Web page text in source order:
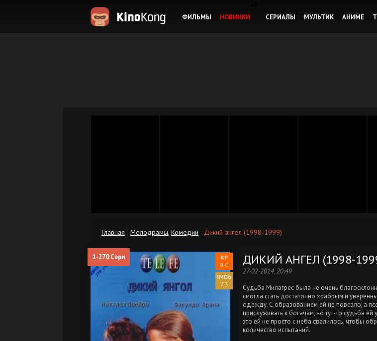
ФИЛЬМЫ НОВИНКИ
СЕРИАЛЫ
МУЛЬТИК АНИМЕ
Главная - Мелодрамы, Комедии - Дикий ангел (1998-1999)
1-270 Сери
8.0
7.3
ДИКИЙ АНГЕЛ (1998-
27-02-2014, 20:49
Судьба Милагрес была не очень
смогла стать достаточно храбрым и
одежду. С образованием ей не повезло, а
прислуживать к богачам, но тут-то судьба
это ей не просто с неба свалилось, чтобы
количество испытаний.